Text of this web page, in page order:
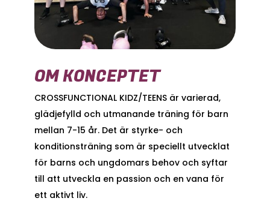
OM KONCEPTET
CROSSFUNCTIONAL KIDZ/TEENS är varierad,
glädjefylld och utmanande träning för barn
mellan 7-15 år. Det är styrke- och
konditionsträning som är speciellt utvecklat
för barns och ungdomars behov och syftar
till att utveckla en passion och en vana för
ett aktivt liv.